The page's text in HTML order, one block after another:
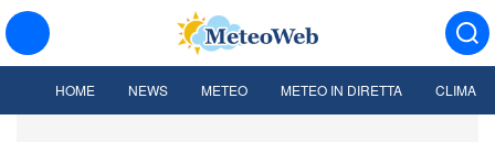
HOME NEWS METEO METEO IN DIRETTA CLIMA